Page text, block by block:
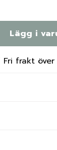
Lägg i
Fri frakt